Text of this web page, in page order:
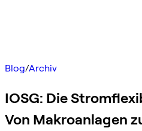
Blog/Archiv
IOSG: Die
Von Makroanlagen